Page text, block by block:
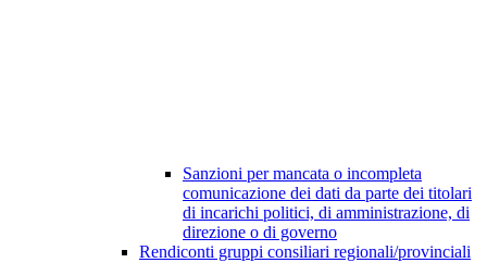
Sanzioni per mancata o incompleta
comunicazione dei dati da parte dei titolari
di incarichi politici, di amministrazione, di
direzione o di governo
Rendiconti gruppi consiliari regionali/provinciali